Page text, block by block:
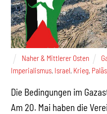
Naher & Mittlerer Osten
Imperialismus, Israel, Krieg,
Die Bedingungen im
Am 20. Mai haben die